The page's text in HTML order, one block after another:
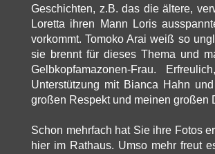
Geschichten, z.B. das die ältere,
Loretta ihren Mann Loris
vorkommt. Tomoko Arai weiß so
sie brennt für dieses Thema und
Gelbkopfamazonen-Frau.
Unterstützung mit Bianca Hahn
großen Respekt und meinen großen
Schon mehrfach hat Sie ihre Fotos
hier im Rathaus. Umso mehr freut